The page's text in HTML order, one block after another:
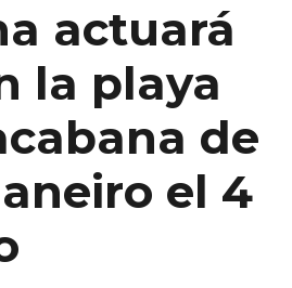
actuará
la playa
de
el 4